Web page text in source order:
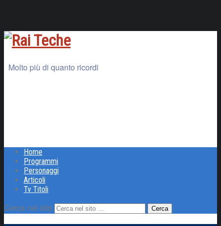
Molto più di quanto ricordi
Home
Programmi
Personaggi
Articoli
Tv Titoli
Cerca nel sito